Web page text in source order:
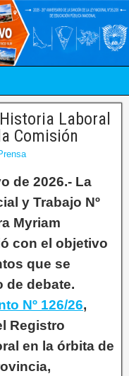
Laboral
Comisión
de 2026.- La
y Trabajo Nº
Myriam
con el objetivo
que se
de debate.
Nº 126/26,
Registro
en la órbita de